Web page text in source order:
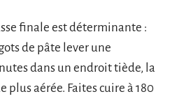
finale est déterminante :
de pâte lever une
dans un endroit tiède, la
plus aérée. Faites cuire à 180